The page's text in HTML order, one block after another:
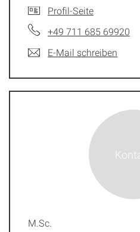
Profil-Seite
+49 711 685 69920
E-Mail schreiben
M.Sc.